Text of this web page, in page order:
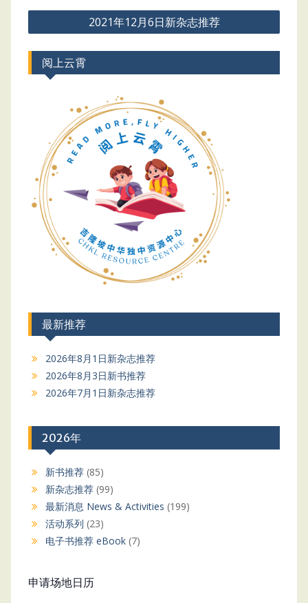
Post
navigation
2021年12月6日新杂志推荐
阅上云霄
最新推荐
2026年8月1日新杂志推荐
2026年8月3日新书推荐
2026年7月1日新杂志推荐
2026年
新书推荐(85)
新杂志推荐(99)
最新消息 News & Activities (199)
活动系列 (23)
电子书推荐 eBook(7)
申请场地日历